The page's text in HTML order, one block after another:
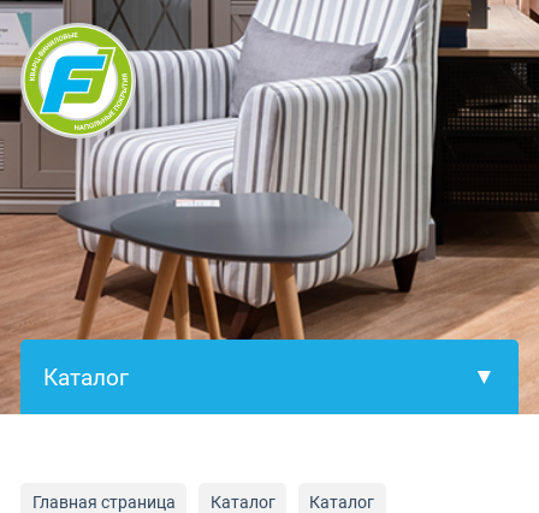
Главная страница Каталог Каталог
×